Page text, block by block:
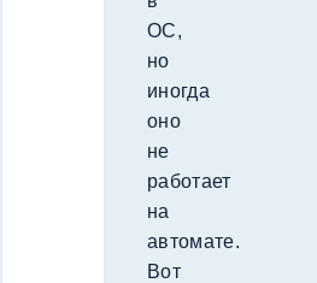
ОС,
но
иногда
оно
не
работает
на
автомате.
Вот